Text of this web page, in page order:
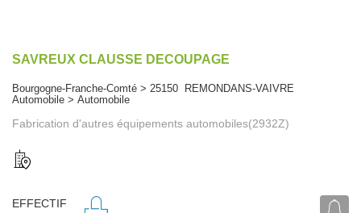
SAVREUX CLAUSSE DECOUPAGE
Bourgogne-Franche-Comté > 25150 REMONDANS-VAIVRE
Automobile > Automobile
Fabrication d'autres équipements automobiles(2932Z)
EFFECTIF